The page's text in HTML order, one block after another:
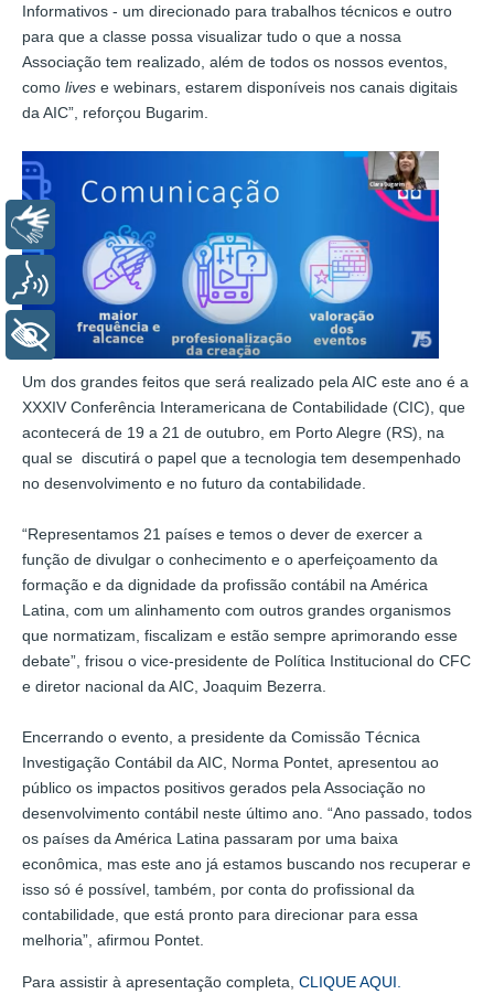
Informativos - um direcionado para trabalhos técnicos e outro
para que a classe possa visualizar tudo o que a nossa
Associação tem realizado, além de todos os nossos eventos,
como lives e webinars, estarem disponíveis nos canais digitais
da AIC”, reforçou Bugarim.
Um dos grandes feitos que será realizado pela AIC este ano é a
XXXIV Conferência Interamericana de Contabilidade (CIC), que
acontecerá de 19 a 21 de outubro, em Porto Alegre (RS), na
qual se discutirá o papel que a tecnologia tem desempenhado
no desenvolvimento e no futuro da contabilidade.
“Representamos 21 países e temos o dever de exercer a
função de divulgar o conhecimento e o aperfeiçoamento da
formação e da dignidade da profissão contábil na América
Latina, com um alinhamento com outros grandes organismos
que normatizam, fiscalizam e estão sempre aprimorando esse
debate”, frisou o vice-presidente de Política Institucional do CFC
e diretor nacional da AIC, Joaquim Bezerra.
Encerrando o evento, a presidente da Comissão Técnica
Investigação Contábil da AIC, Norma Pontet, apresentou ao
público os impactos positivos gerados pela Associação no
desenvolvimento contábil neste último ano. “Ano passado, todos
os países da América Latina passaram por uma baixa
econômica, mas este ano já estamos buscando nos recuperar e
isso só é possível, também, por conta do profissional da
contabilidade, que está pronto para direcionar para essa
melhoria”, afirmou Pontet.
Para assistir à apresentação completa, CLIQUE AQUI.
Libras
Voz
+ Acessibilidade